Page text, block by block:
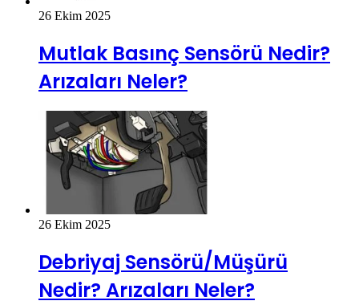
26 Ekim 2025
Mutlak Basınç Sensörü Nedir?
Arızaları Neler?
26 Ekim 2025
Debriyaj Sensörü/Müşürü
Nedir? Arızaları Neler?